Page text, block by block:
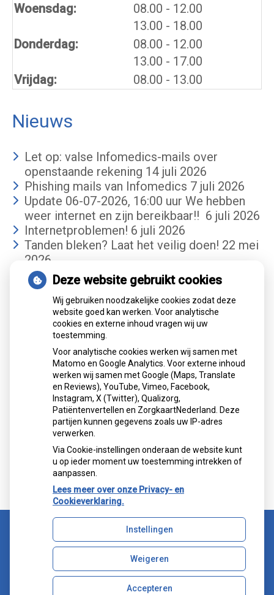
Woensdag:
08.00 tot
- 12.00
13.00 tot
- 18.00
Donderdag:
08.00 tot
- 12.00
13.00 tot
- 17.00
Vrijdag:
08.00 - 13.00
Nieuws
Let op: valse Infomedics-mails over
openstaande rekening 14 juli 2026
Phishing mails van Infomedics 7 juli 2026
Update 06-07-2026, 16:00 uur We hebben
weer internet en zijn bereikbaar!! 6 juli 2026
Internetproblemen! 6 juli 2026
Tanden bleken? Laat het veilig doen! 22 mei
2026
Gemiddelde cijfer
Mondzorgcentrumis gewaardeerd op
ZorgkaartNederland.
Bekijk alle waarderingen
Uw Zorg Online|Beheer
Bezoek
onze
facebook
onze
Instagram
Deze website gebruikt cookies
Wij gebruiken noodzakelijke cookies zodat deze
website goed kan werken. Voor analytische
cookies en externe inhoud vragen wij uw
toestemming.
Voor analytische cookies werken wij samen met
Matomo en Google Analytics. Voor externe inhoud
werken wij samen met Google (Maps, Translate
en Reviews), YouTube, Vimeo, Facebook,
Instagram, X (Twitter), Qualizorg,
Patiëntenvertellen en ZorgkaartNederland. Deze
partijen kunnen gegevens zoals uw IP-adres
verwerken.
Via Cookie-instellingen onderaan de website kunt
u op ieder moment uw toestemming intrekken of
aanpassen.
Lees meer over onze Privacy- en
Cookieverklaring.
Instellingen
Weigeren
Accepteren